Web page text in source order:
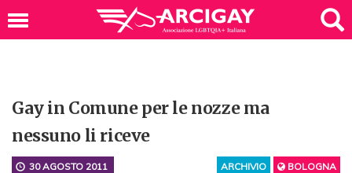
Gay in Comune per le nozze ma
nessuno li riceve
ARCHIVIO BOLOGNA
30 AGOSTO 2011